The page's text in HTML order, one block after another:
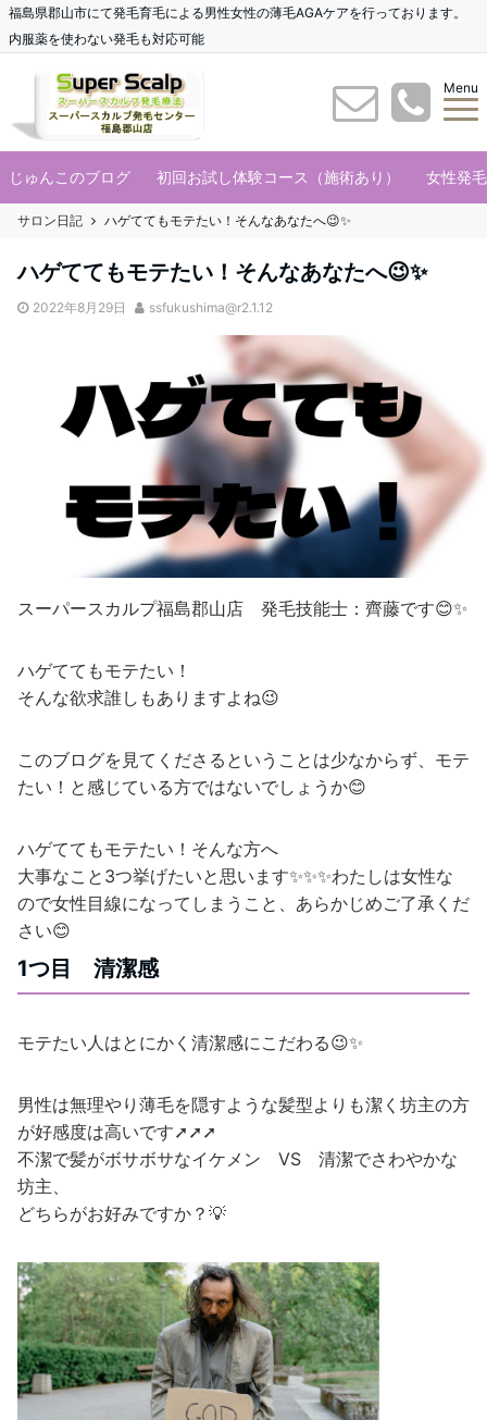
福島県郡山市にて発毛育毛による男性女性の薄毛AGAケアを行っております。
内服薬を使わない発毛も対応可能
Menu
じゅんこのブログ 初回お試し体験コース（施術あり） 女性発
サロン日記 ハゲててもモテたい！そんなあなたへ😉✨
ハゲててもモテたい！そんなあなたへ😉✨
2022年8月29日 ssfukushima@r2.1.12
スーパースカルプ福島郡山店 発毛技能士：齊藤です😊✨
ハゲててもモテたい！
そんな欲求誰しもありますよね😉
このブログを見てくださるということは少なからず、モテ
たい！と感じている方ではないでしょうか😊
ハゲててもモテたい！そんな方へ
大事なこと3つ挙げたいと思います✨✨✨わたしは女性な
ので女性目線になってしまうこと、あらかじめご了承くだ
さい😊
1つ目 清潔感
モテたい人はとにかく清潔感にこだわる😉✨
男性は無理やり薄毛を隠すような髪型よりも潔く坊主の方
が好感度は高いです➚➚➚
不潔で髪がボサボサなイケメン VS 清潔でさわやかな
坊主、
どちらがお好みですか？💡